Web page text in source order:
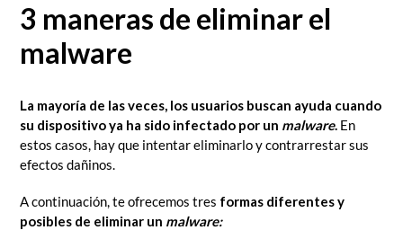
3 maneras de eliminar el
malware
La mayoría de las veces, los usuarios buscan ayuda cuando
su dispositivo ya ha sido infectado por un malware. En
estos casos, hay que intentar eliminarlo y contrarrestar sus
efectos dañinos.
A continuación, te ofrecemos tres formas diferentes y
posibles de eliminar un malware: